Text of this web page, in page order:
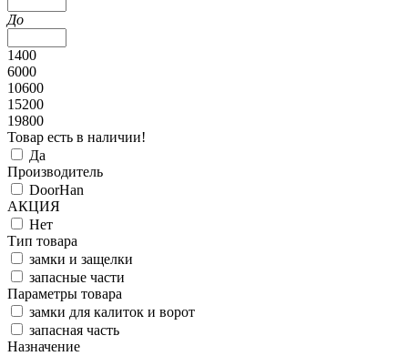
До
1400
6000
10600
15200
19800
Товар есть в наличии!
Да
Производитель
DoorHan
АКЦИЯ
Нет
Тип товара
замки и защелки
запасные части
Параметры товара
замки для калиток и ворот
запасная часть
Назначение